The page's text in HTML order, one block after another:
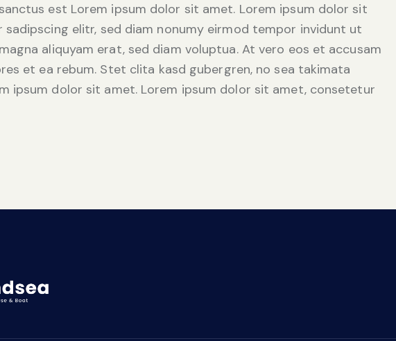
est Lorem ipsum dolor sit amet. Lorem ipsum dolor sit
elitr, sed diam nonumy eirmod tempor invidunt ut
aliquyam erat, sed diam voluptua. At vero eos et accusam
et ea rebum. Stet clita kasd gubergren, no sea takimata
ipsum dolor sit amet. Lorem ipsum dolor sit amet, consetetur